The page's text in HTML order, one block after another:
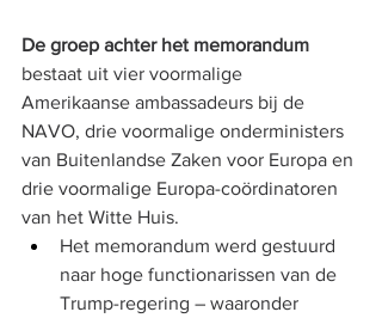
De groep achter het memorandum
bestaat uit vier voormalige
Amerikaanse ambassadeurs bij de
NAVO, drie voormalige onderministers
van Buitenlandse Zaken voor Europa en
drie voormalige Europa-coördinatoren
van het Witte Huis.
Het memorandum werd gestuurd
naar hoge functionarissen van de
Trump-regering – waaronder